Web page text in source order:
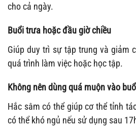
cho cả ngày.
Buổi trưa hoặc đầu giờ chiều
Giúp duy trì sự tập trung và giảm
quá trình làm việc hoặc học tập.
Không nên dùng quá muộn vào
Hắc sâm có thể giúp cơ thể tỉnh
có thể khó ngủ nếu sử dụng sau